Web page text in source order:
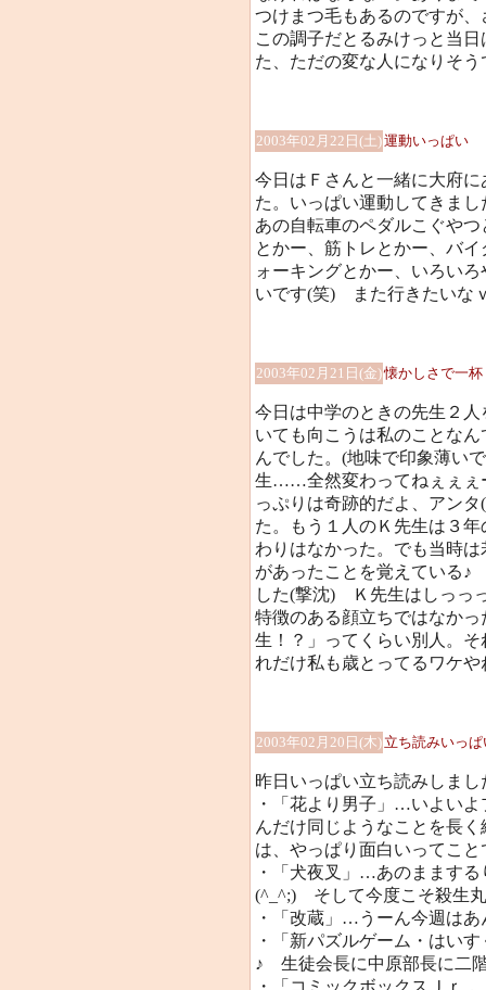
つけまつ毛もあるのですが
この調子だとるみけっと当
た、ただの変な人になりそう
2003年02月22日(土)運動いっぱい
今日はＦさんと一緒に大府
た。いっぱい運動してきま
あの自転車のペダルこぐや
とかー、筋トレとかー、バ
ォーキングとかー、いろい
いです(笑) また行きたいな
2003年02月21日(金)懐かしさで一杯
今日は中学のときの先生２
いても向こうは私のことな
んでした。(地味で印象薄い
生……全然変わってねぇぇぇ
っぷりは奇跡的だよ、アン
た。もう１人のＫ先生は３
わりはなかった。でも当時
があったことを覚えている
した(撃沈) Ｋ先生はしっっ
特徴のある顔立ちではなか
生！？」ってくらい別人。
れだけ私も歳とってるワケ
2003年02月20日(木) 立ち読みいっ
昨日いっぱい立ち読みしまし
・「花より男子」…いよい
んだけ同じようなことを長
は、やっぱり面白いってこと
・「犬夜叉」…あのまます
(^_^;) そして今度こそ殺生
・「改蔵」…うーん今週は
・「新パズルゲーム・はい
♪ 生徒会長に中原部長に二
・「コミックボックスＪｒ